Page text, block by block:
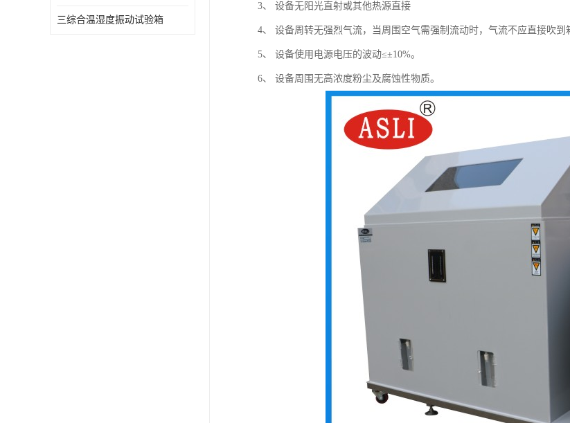
三综合温湿度振动试验箱
3、 设备无阳光直射或其他热源直接
4、 设备周转无强烈气流，当周围空气需强制流动时，气流不应直接吹到
5、 设备使用电源电压的波动≤±10%。
6、 设备周围无高浓度粉尘及腐蚀性物质。